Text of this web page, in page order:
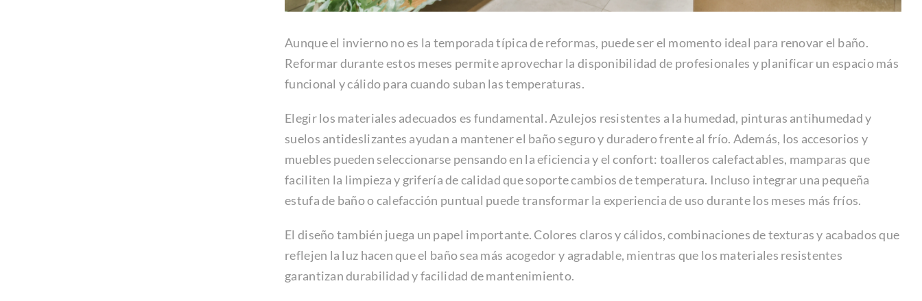
Aunque el invierno no es la temporada típica de reformas, puede ser el momento ideal para renovar el baño.
Reformar durante estos meses permite aprovechar la disponibilidad de profesionales y planificar un espacio más
funcional y cálido para cuando suban las temperaturas.
Elegir los materiales adecuados es fundamental. Azulejos resistentes a la humedad, pinturas antihumedad y
suelos antideslizantes ayudan a mantener el baño seguro y duradero frente al frío. Además, los accesorios y
muebles pueden seleccionarse pensando en la eficiencia y el confort: toalleros calefactables, mamparas que
faciliten la limpieza y grifería de calidad que soporte cambios de temperatura. Incluso integrar una pequeña
estufa de baño o calefacción puntual puede transformar la experiencia de uso durante los meses más fríos.
El diseño también juega un papel importante. Colores claros y cálidos, combinaciones de texturas y acabados que
reflejen la luz hacen que el baño sea más acogedor y agradable, mientras que los materiales resistentes
garantizan durabilidad y facilidad de mantenimiento.